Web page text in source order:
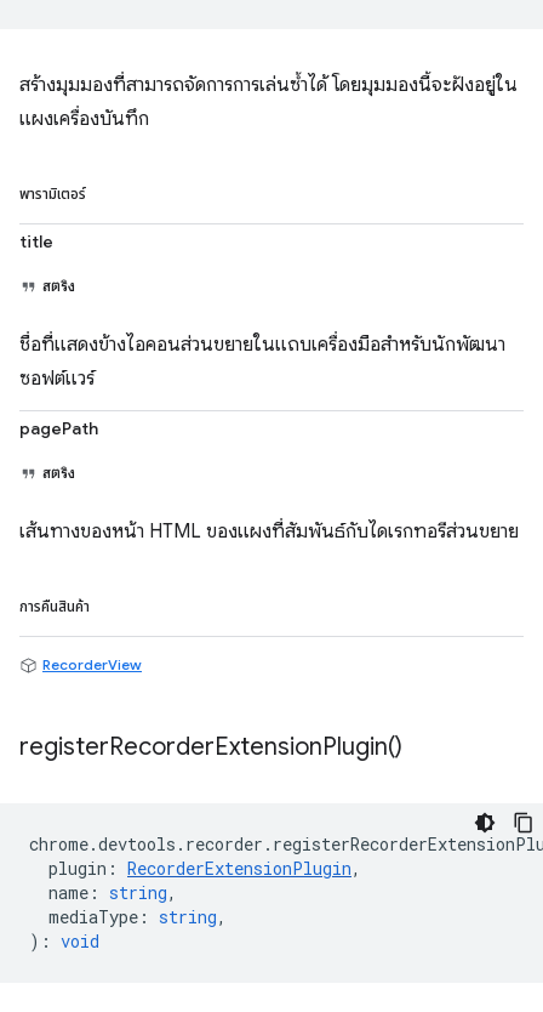
สร้างมุมมองที่สามารถจัดการการเล่นซ้ำได้ โดยมุมมองนี้จะฝังอยู่ใน
แผงเครื่องบันทึก
พารามิเตอร์
title
สตริง
ชื่อที่แสดงข้างไอคอนส่วนขยายในแถบเครื่องมือสำหรับนักพัฒนา
ซอฟต์แวร์
pagePath
สตริง
เส้นทางของหน้า HTML ของแผงที่สัมพันธ์กับไดเรกทอรีส่วนขยาย
การคืนสินค้า
RecorderView
registerRecorderExtensionPlugin()
chrome.devtools . recorder .
plugin : RecorderExtensionPlugin,
name : string,
mediaType : string,
) : void